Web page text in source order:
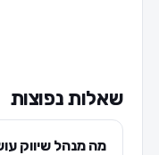
שאלות נפוצות
מה מנהל שיווק